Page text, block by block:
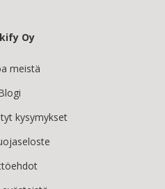
Oy
meistä
kysymykset